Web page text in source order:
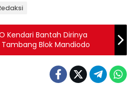
Kendari Bantah Dirinya
Blok Mandiodo